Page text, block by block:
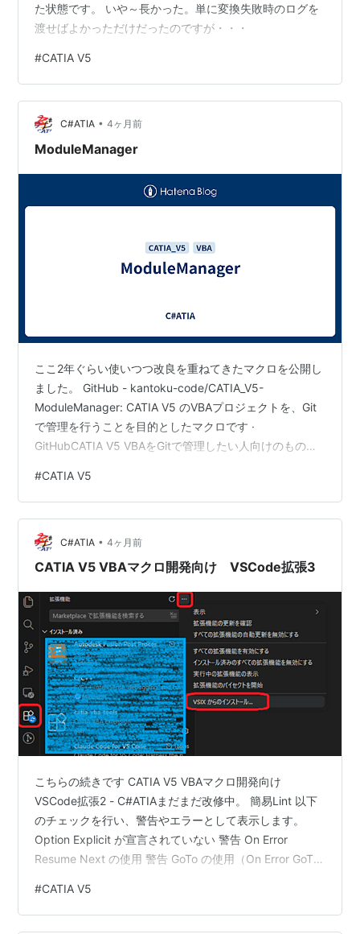
た状態です。 いや～長かった。単に変換失敗時のログを
渡せばよかっただけだったのですが・・・
#CATIA V5
C#ATIA • 4ヶ月前
ModuleManager
ここ2年ぐらい使いつつ改良を重ねてきたマクロを公開し
ました。 GitHub - kantoku-code/CATIA_V5-
ModuleManager: CATIA V5 のVBAプロジェクトを、Git
で管理を行うことを目的としたマクロです ·
GitHubCATIA V5 VBAをGitで管理したい人向けのもので
良いものが有るはずです。単に "バックアップしたい" と
言う人には想定外な動きかもしれませんが あくまでGitで
管理するための動作です。VBAのプロジェクトを使いま
わしたい場合は、一旦エクスポートし 不要なファイルを
バ…
#CATIA V5
C#ATIA • 4ヶ月前
CATIA V5 VBAマクロ開発向け VSCode拡張3
こちらの続きです CATIA V5 VBAマクロ開発向け
VSCode拡張2 - C#ATIAまだまだ改修中。 簡易Lint 以下
のチェックを行い、警告やエラーとして表示します。
Option Explicit が宣言されていない 警告 On Error
Resume Next の使用 警告 GoTo の使用（On Error GoTo
さが閾値を超過（デフォルト: 5） 警告 Sub/Function の
#CATIA V5